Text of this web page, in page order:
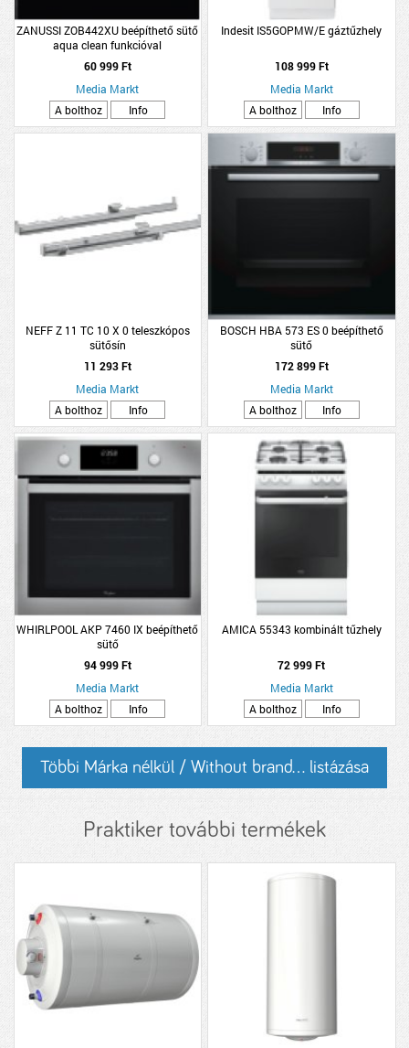
ZANUSSI ZOB442XU beépíthető sütő
aqua clean funkcióval
60 999 Ft
Media Markt
A bolthoz
Info
Indesit IS5GOPMW/E gáztűzhely
108 999 Ft
Media Markt
A bolthoz
Info
NEFF Z 11 TC 10 X 0 teleszkópos
sütősín
11 293 Ft
Media Markt
A bolthoz
Info
BOSCH HBA 573 ES 0 beépíthető
sütő
172 899 Ft
Media Markt
A bolthoz
Info
WHIRLPOOL AKP 7460 IX beépíthető
sütő
94 999 Ft
Media Markt
A bolthoz
Info
AMICA 55343 kombinált tűzhely
72 999 Ft
Media Markt
A bolthoz
Info
Többi Márka nélkül / Without brand... listázása
Praktiker további termékek